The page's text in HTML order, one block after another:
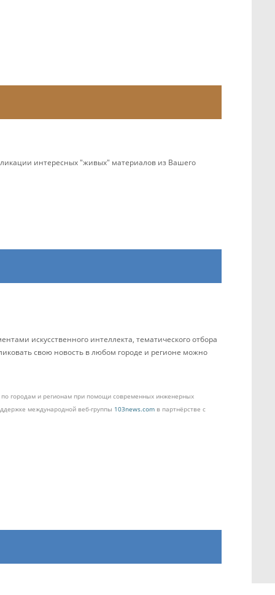
интересных "живых" материалов из Вашего
искусственного интеллекта, тематического отбора
свою новость в любом городе и регионе можно
по городам и регионам при помощи современных инженерных
международной веб-группы 103news.com в партнёрстве с